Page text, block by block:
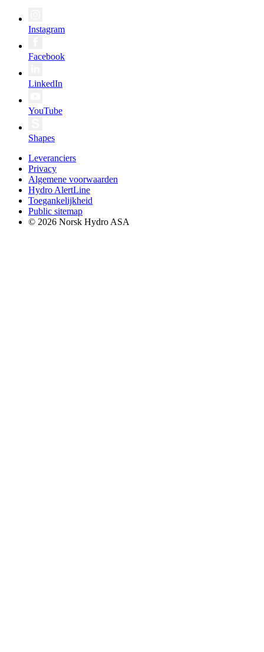
Instagram
Facebook
LinkedIn
YouTube
Shapes
Leveranciers
Privacy
Algemene voorwaarden
Hydro AlertLine
Toegankelijkheid
Public sitemap
© 2026 Norsk Hydro ASA